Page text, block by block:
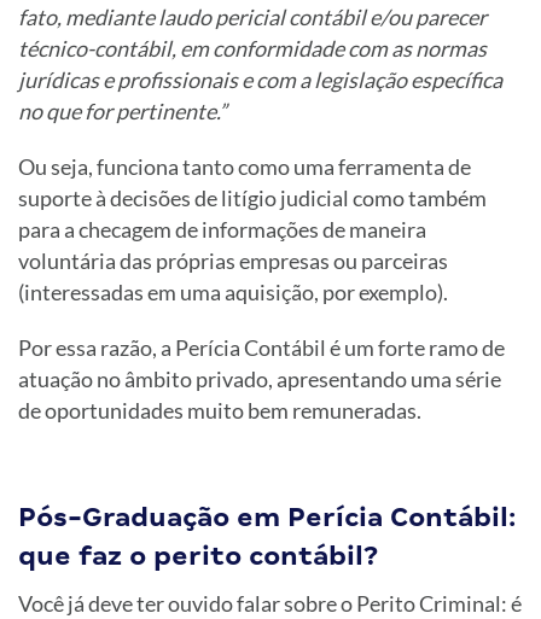
fato, mediante laudo pericial contábil e/ou parecer
técnico-contábil, em conformidade com as normas
jurídicas e profissionais e com a legislação específica
no que for pertinente.”
Ou seja, funciona tanto como uma ferramenta de
suporte à decisões de litígio judicial como também
para a checagem de informações de maneira
voluntária das próprias empresas ou parceiras
(interessadas em uma aquisição, por exemplo).
Por essa razão, a Perícia Contábil é um forte ramo de
atuação no âmbito privado, apresentando uma série
de oportunidades muito bem remuneradas.
Pós-Graduação em Perícia Contábil:
que faz o perito contábil?
Você já deve ter ouvido falar sobre o Perito Criminal: é